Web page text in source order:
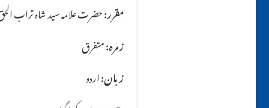
مقرر:حضرت علامہ سید شاہ تراب
زمرہ:متفرق
زبان:اردو